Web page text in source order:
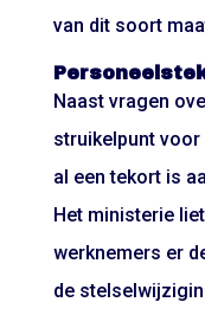
van dit soort
Naast vragen
struikelpunt voor
al een tekort is
Het ministerie
werknemers er
de